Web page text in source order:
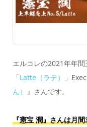
エルコレの2021年年間
「Latte（ラテ） 」
ん）
』さんです。
『憲宝 潤』さんは月